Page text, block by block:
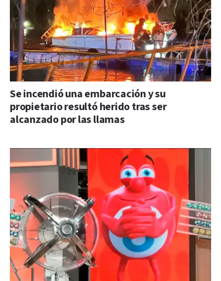
Se incendió una embarcación y su
propietario resultó herido tras ser
alcanzado por las llamas